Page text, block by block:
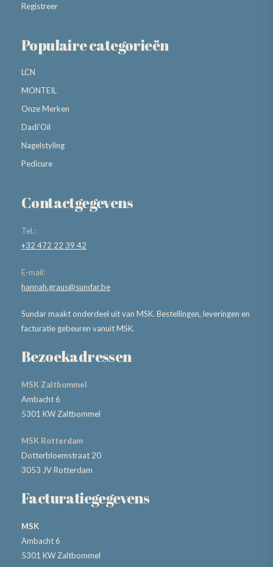
Registreer
Populaire categorieën
LCN
MONTEIL
Onze Merken
Dadi’Oil
Nagelstyling
Pedicure
Contactgegevens
Tel.:
+32 472 22 39 42
E-mail:
hannah.graus@sundar.be
Sundar maakt onderdeel uit van MSK. Bestellingen, leveringen en
facturatie gebeuren vanuit MSK.
Bezoekadressen
MSK Zaltbommel
Ambacht 6
5301 KW Zaltbommel
MSK Rotterdam
Dotterbloemstraat 20
3053 JV Rotterdam
Facturatiegegevens
MSK
Ambacht 6
5301 KW Zaltbommel